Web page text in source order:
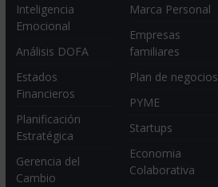
Inteligencia
Emocional
Análisis DOFA
Estados
Financieros
Planificación
Estratégica
Gerencia del
Cambio
Marca Personal
Empresas
familiares
Plan de negocios
PYME
Startups
Economia
Colaborativa